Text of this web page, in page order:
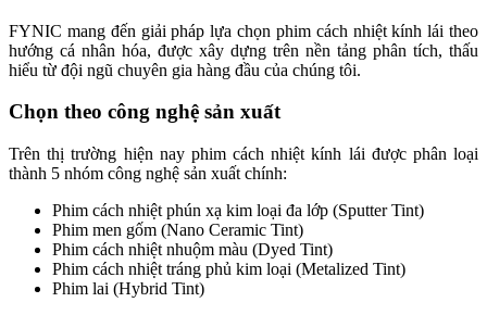
FYNIC mang đến giải pháp lựa chọn phim cách nhiệt kính lái theo
hướng cá nhân hóa, được xây dựng trên nền tảng phân tích, thấu
hiểu từ đội ngũ chuyên gia hàng đầu của chúng tôi.
Chọn theo công nghệ sản xuất
Trên thị trường hiện nay phim cách nhiệt kính lái được phân loại
thành 5 nhóm công nghệ sản xuất chính:
Phim cách nhiệt phún xạ kim loại đa lớp (Sputter Tint)
Phim men gốm (Nano Ceramic Tint)
Phim cách nhiệt nhuộm màu (Dyed Tint)
Phim cách nhiệt tráng phủ kim loại (Metalized Tint)
Phim lai (Hybrid Tint)